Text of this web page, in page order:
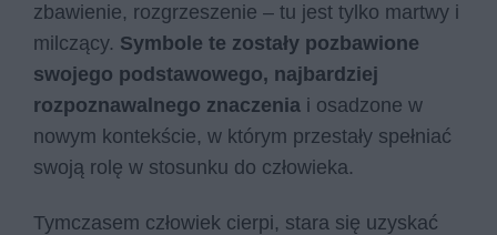
zbawienie, rozgrzeszenie – tu jest tylko martwy i
milczący. Symbole te zostały pozbawione
swojego podstawowego, najbardziej
rozpoznawalnego znaczenia i osadzone w
nowym kontekście, w którym przestały spełniać
swoją rolę w stosunku do człowieka.
Tymczasem człowiek cierpi, stara się uzyskać